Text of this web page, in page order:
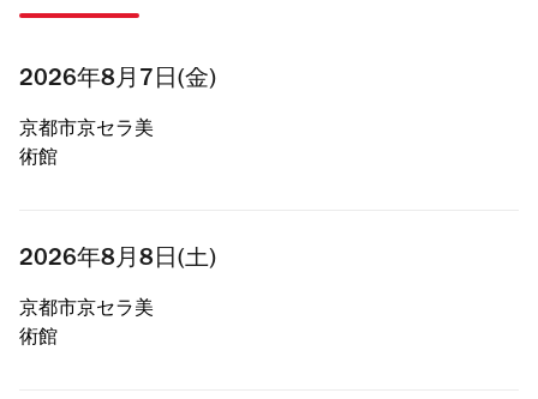
2026年8月7日(金)
京都市京セラ美
術館
2026年8月8日(土)
京都市京セラ美
術館